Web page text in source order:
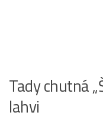
Tady chutná
lahvi